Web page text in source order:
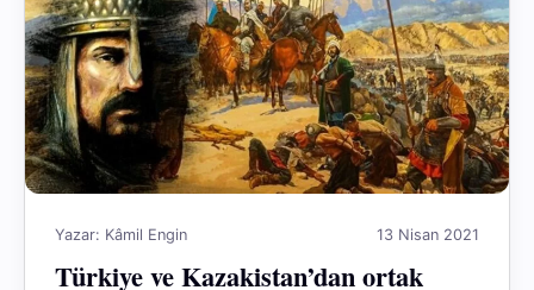
Yazar: Kâmil Engin 13 Nisan 2021
Türkiye ve Kazakistan’dan ortak